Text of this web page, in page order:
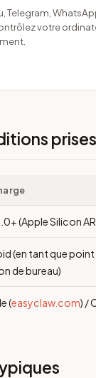
Telegram,
votre
(Apple Silicon
(en tant que
de bureau)
(easyclaw.com) /